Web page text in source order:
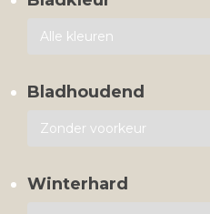
Bladhoudend
Winterhard